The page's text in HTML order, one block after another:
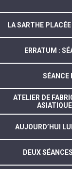
LA SARTHE
ERRATUM :
SÉANCE
ATELIER DE
AUJOURD’HUI
DEUX